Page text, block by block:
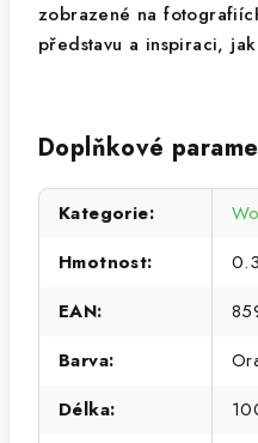
zobrazené na
představu a inspiraci,
Doplňkové
Kategorie:
Hmotnost:
EAN:
Barva:
Délka: